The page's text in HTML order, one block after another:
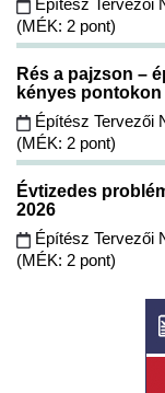
Építész Tervezői
(MÉK: 2 pont)
Rés a pajzson –
kényes pontokon
Építész Tervezői
(MÉK: 2 pont)
Évtizedes
2026
Építész Tervezői
(MÉK: 2 pont)